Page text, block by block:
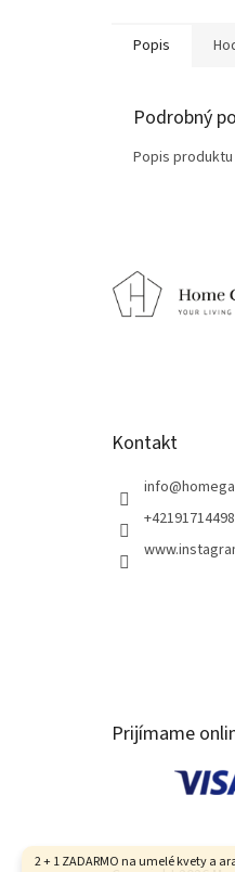
2 + 1 ZADARMO na umelé kvety a
Popis
Podrobný
Popis
Kontakt
info@
Prijímame